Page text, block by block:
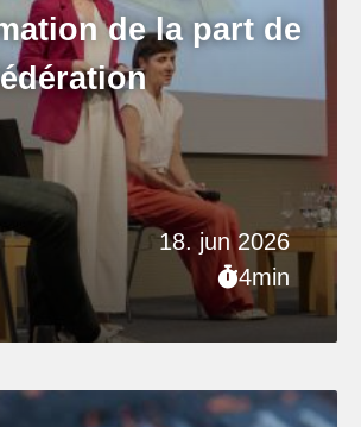
18. jun 2026
4min
de la part de